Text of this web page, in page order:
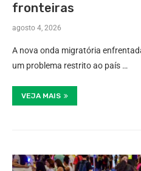
fronteiras
agosto 4, 2026
A nova onda migratória
um problema restrito ao país …
VEJA MAIS